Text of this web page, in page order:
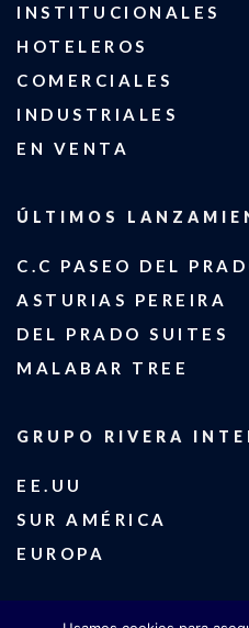
INSTITUCIONALES
HOTELEROS
COMERCIALES
INDUSTRIALES
EN VENTA
ÚLTIMOS
C.C PASEO DEL
ASTURIAS PEREIRA
DEL PRADO SUITES
MALABAR TREE
GRUPO RIVERA
EE.UU
SUR AMÉRICA
EUROPA